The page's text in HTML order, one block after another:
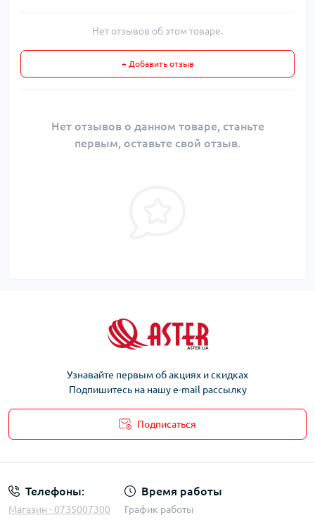
Нет отзывов об этом товаре.
+ Добавить отзыв
Нет отзывов о данном товаре, станьте
первым, оставьте свой отзыв.
Узнавайте первым об акциях и скидках
Подпишитесь на нашу e-mail рассылку
Подписаться
Телефоны:
Магазин - 0735007300
Время работы
График работы